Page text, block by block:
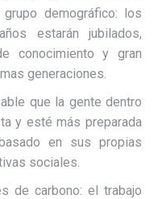
demográfico: los
estarán jubilados,
conocimiento y gran
generaciones.
que la gente dentro
y esté más preparada
en sus propias
sociales.
de carbono: el trabajo